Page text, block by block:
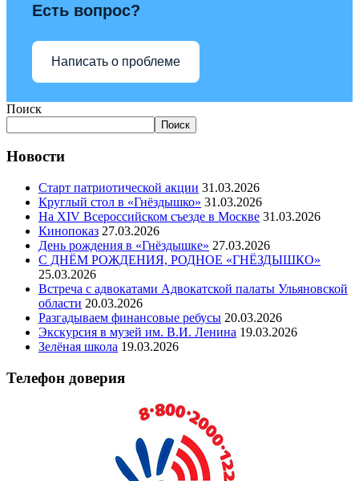
Есть вопрос?
Написать о проблеме
Поиск
Поиск
Новости
Старт патриотической акции 31.03.2026
Круглый стол в «Гнёздышко» 31.03.2026
На XIV Всероссийском съезде в Москве 31.03.2026
Кинопоказ 27.03.2026
День рождения в «Гнёздышке» 27.03.2026
С ДНЁМ РОЖДЕНИЯ, РОДНОЕ «ГНЁЗДЫШКО»
25.03.2026
Встреча с адвокатами Адвокатской палаты Ульяновской
области 20.03.2026
Разгадываем финансовые ребусы 20.03.2026
Экскурсия в музей им. В.И. Ленина 19.03.2026
Зелёная школа 19.03.2026
Телефон доверия